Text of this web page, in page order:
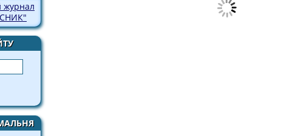
журнал